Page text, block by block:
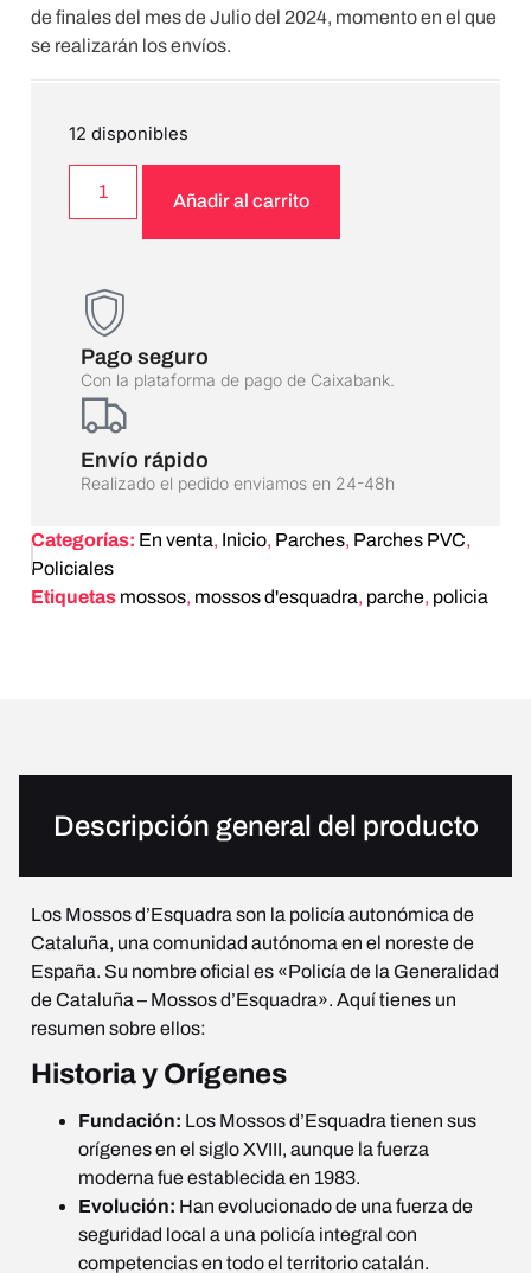
de finales del mes de Julio del 2024, momento en el que
se realizarán los envíos.
12 disponibles
Añadir al carrito
Pago seguro
Con la plataforma de pago de Caixabank.
Envío rápido
Realizado el pedido enviamos en 24-48h
Categorías: En venta, Inicio, Parches, Parches PVC,
Policiales
Etiquetas mossos, mossos d'esquadra, parche, policia
Descripción general del producto
Los Mossos d’Esquadra son la policía autonómica de
Cataluña, una comunidad autónoma en el noreste de
España. Su nombre oficial es «Policía de la Generalidad
de Cataluña – Mossos d’Esquadra». Aquí tienes un
resumen sobre ellos:
Historia y Orígenes
Fundación: Los Mossos d’Esquadra tienen sus
orígenes en el siglo XVIII, aunque la fuerza
moderna fue establecida en 1983.
Evolución: Han evolucionado de una fuerza de
seguridad local a una policía integral con
competencias en todo el territorio catalán.